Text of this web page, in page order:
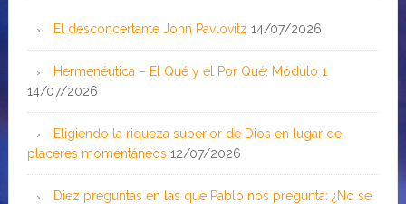
El desconcertante John Pavlovitz 14/07/2026
Hermenéutica – El Qué y el Por Qué: Módulo 1
14/07/2026
Eligiendo la riqueza superior de Dios en lugar de
placeres momentáneos 12/07/2026
Diez preguntas en las que Pablo nos pregunta: ¿No se